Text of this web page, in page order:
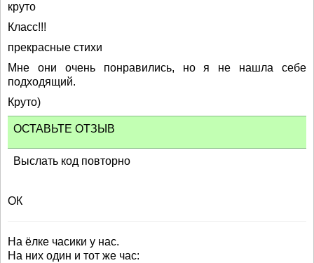
круто
Класс!!!
прекрасные стихи
Мне они очень понравились, но я не нашла себе
подходящий.
Круто)
ОСТАВЬТЕ ОТЗЫВ
Выслать код повторно
ОК
На ёлке часики у нас.
На них один и тот же час: